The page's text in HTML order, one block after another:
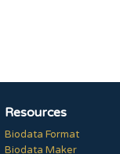
Resources
Biodata Format
Biodata Maker